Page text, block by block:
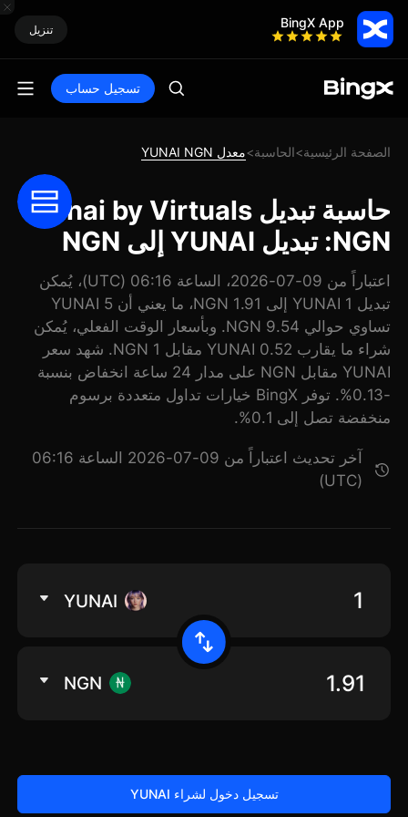
BingX App تنزيل
تسجيل حساب
الصفحة الرئيسية>الحاسبة>معدل YUNAI NGN
حاسبة تبديل Yunai by Virtuals
NGN: تبديل YUNAI إلى NGN
اعتباراً من 09-07-2026، الساعة 06:16 (UTC)، يُمكن
تبديل 1 YUNAI إلى 1.91 NGN، ما يعني أن 5 YUNAI
تساوي حوالي 9.54 NGN. وبأسعار الوقت الفعلي، يُمكن
شراء ما يقارب 0.52 YUNAI مقابل 1 NGN. شهد سعر
YUNAI مقابل NGN على مدار 24 ساعة انخفاض بنسبة
-0.13%. توفر BingX خيارات تداول متعددة برسوم
منخفضة تصل إلى 0.1%.
آخر تحديث اعتباراً من 09-07-2026 الساعة 06:16
(UTC)
YUNAI
NGN
تسجيل دخول لشراء YUNAI